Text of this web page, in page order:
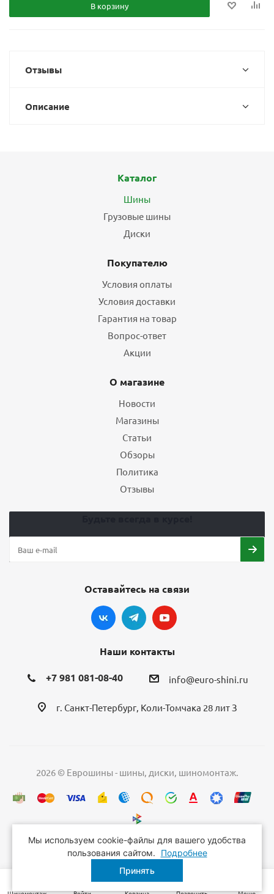
В корзину
Отзывы
Описание
Каталог
Шины
Грузовые шины
Диски
Покупателю
Условия оплаты
Условия доставки
Гарантия на товар
Вопрос-ответ
Акции
О магазине
Новости
Магазины
Статьи
Обзоры
Политика
Отзывы
Оставайтесь на связи
Наши контакты
+7 981 081-08-40 info@euro-shini.ru
г. Санкт-Петербург, Коли-Томчака 28 лит З
2026 © Еврошины - шины, диски, шиномонтаж.
Мы используем cookie-файлы для вашего удобства
пользования сайтом.
Подробнее
Принять